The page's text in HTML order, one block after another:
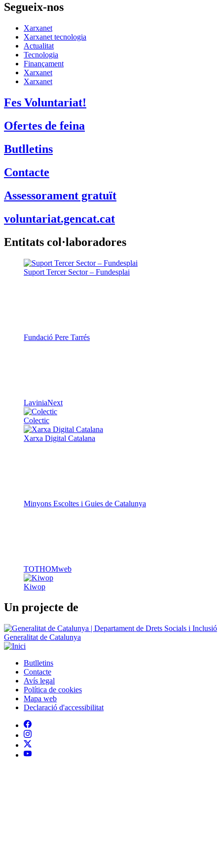
Segueix-nos
Xarxanet
Xarxanet tecnologia
Actualitat
Tecnologia
Finançament
Xarxanet
Xarxanet
Fes Voluntariat!
Ofertes de feina
Butlletins
Contacte
Assessorament gratuït
voluntariat.gencat.cat
Entitats col·laboradores
Suport Tercer Sector – Fundesplai
Fundació Pere Tarrés
LaviniaNext
Colectic
Xarxa Digital Catalana
Minyons Escoltes i Guies de Catalunya
Generalitat de Catalunya
Peu
Butlletins
Contacte
Avís legal
Política de cookies
Mapa web
Declaració d'accessibilitat